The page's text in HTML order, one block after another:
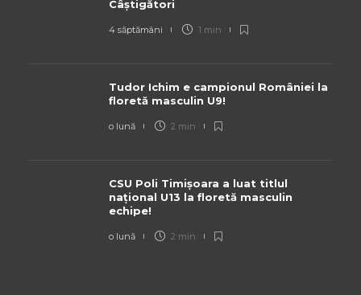
Câștigători
4 săptămâni 1 min
Tudor Ichim e campionul României la
floretă masculin U9!
o lună 2 min
CSU Poli Timișoara a luat titlul
național U13 la floretă masculin
echipe!
o lună 2 min